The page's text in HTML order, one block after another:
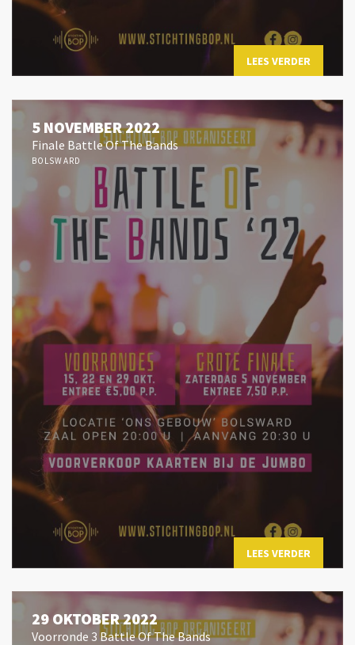
LEES VERDER
5 NOVEMBER 2022
Finale Battle Of The Bands
BOLSWARD
LEES VERDER
29 OKTOBER 2022
Voorronde 3 Battle Of The Bands